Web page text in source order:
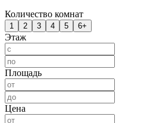
Количество комнат
1 2 3 4 5 6+
Этаж
Площадь
Цена